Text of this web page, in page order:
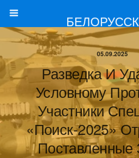
05.09.2025
Разведка И
Условному
Участники
«Поиск-2025»